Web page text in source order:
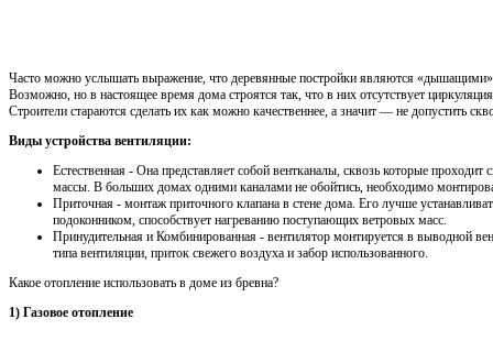
Часто можно услышать выражение, что деревянные постройки являются
Возможно, но в настоящее время дома строятся так, что в них отсутствует
Строители стараются сделать их как можно качественнее, а значит — не допустить
Виды устройства вентиляции:
Естественная - Она представляет собой вентканалы, сквозь которые
массы. В больших домах одними каналами не обойтись, необходимо
Приточная - монтаж приточного клапана в стене дома. Его лучше
подоконником, способствует нагреванию поступающих ветровых масс.
Принудительная и Комбинированная - вентилятор монтируется в выводной
типа вентиляции, приток свежего воздуха и забор использованного.
Какое отопление использовать в доме из бревна?
1) Газовое отопление